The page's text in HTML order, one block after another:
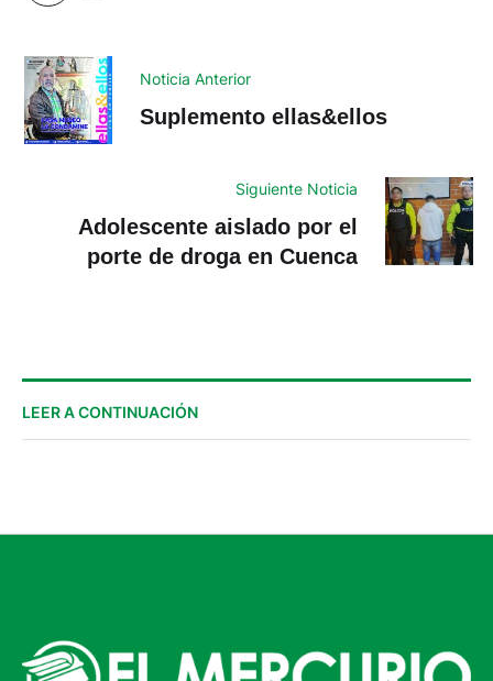
Noticia Anterior
Suplemento ellas&ellos
Siguiente Noticia
Adolescente aislado por el
porte de droga en Cuenca
LEER A CONTINUACIÓN